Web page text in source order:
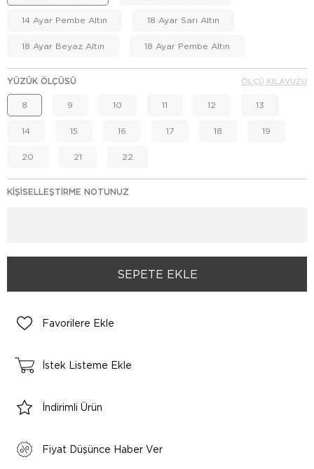
14 Ayar Pembe Altın 18 Ayar Sarı Altın
18 Ayar Beyaz Altın 18 Ayar Pembe Altın
YÜZÜK ÖLÇÜSÜ
8 9 10 11 12 13
14 15 16 17 18 19
20 21 22
ÖLÇÜ KILAVUZU
KIŞISELLEŞTIRME NOTUNUZ
Favorilere Ekle
İstek Listeme Ekle
İndirimli Ürün
Fiyat Düşünce Haber Ver